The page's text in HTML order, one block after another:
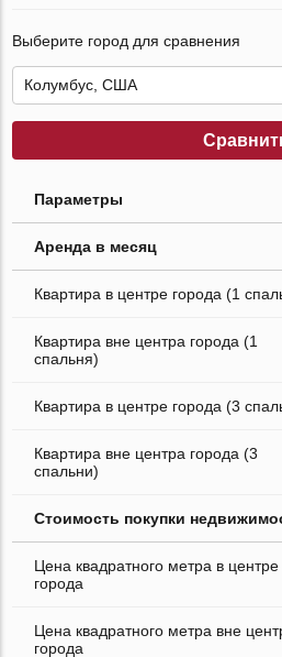
Выберите город для сравнения
Параметры
Аренда в месяц
Квартира в центре города (1
Квартира вне центра города (1
спальня)
Квартира в центре города (3
Квартира вне центра города (3
спальни)
Стоимость покупки
Цена квадратного метра в центре
города
Цена квадратного метра вне
города